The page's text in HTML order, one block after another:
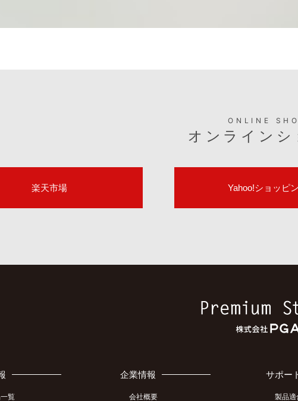
ONLINE
オンラインシ
楽天市場 Yahoo!ショッピ
覧
企業情報
会社概要
サポー
製品適